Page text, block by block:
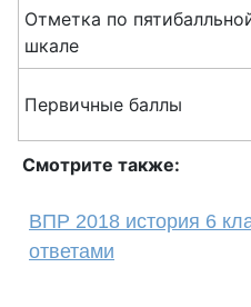
Отметка по
шкале
Первичные баллы
Смотрите также:
ВПР 2018 история 6
ответами